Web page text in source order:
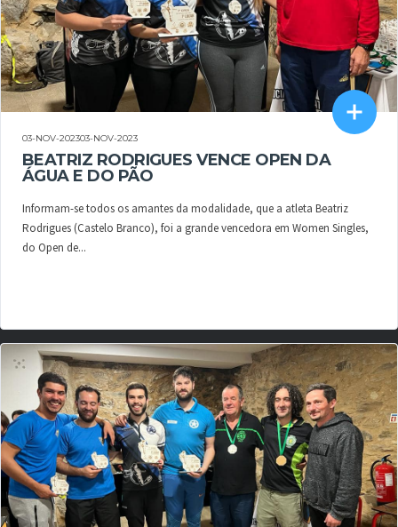
03-NOV-202303-NOV-2023
BEATRIZ RODRIGUES VENCE OPEN DA
ÁGUA E DO PÃO
Informam-se todos os amantes da modalidade, que a atleta Beatriz
Rodrigues (Castelo Branco), foi a grande vencedora em Women Singles,
do Open de...